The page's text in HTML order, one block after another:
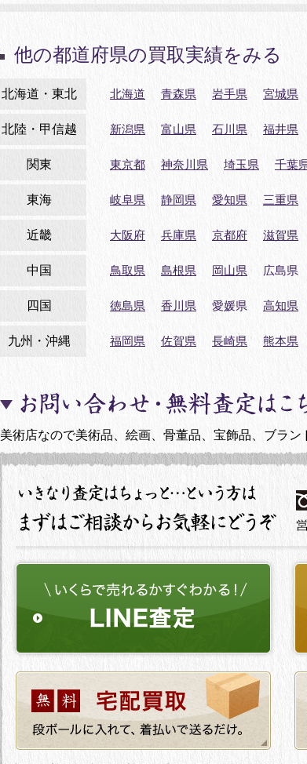
他の都道府県の買取実績をみる
北海道・東北 北海道 青森県 岩手県 宮城県
北陸・甲信越 新潟県 富山県 石川県 福井県
関東 東京都 神奈川県 埼玉県 千葉
東海 岐阜県 静岡県 愛知県 三重県
近畿 大阪府 兵庫県 京都府 滋賀県
中国 鳥取県 島根県 岡山県 広島県
四国 徳島県 香川県 愛媛県 高知県
九州・沖縄 福岡県 佐賀県 長崎県 熊本県
美術店なので美術品、絵画、骨董品、宝飾品、ブラン